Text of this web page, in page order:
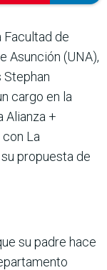
de
Asunción (UNA),
Stephan
cargo en la
Alianza +
La
propuesta de
su padre hace